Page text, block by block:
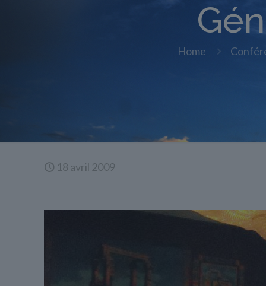
Home
18 avril 2009